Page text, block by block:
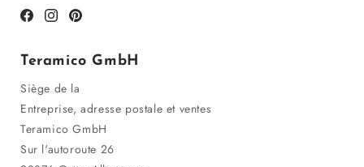
Facebook
InstagramPinterest
Teramico GmbH
Siège de la
Entreprise, adresse postale et ventes
Teramico GmbH
Sur l'autoroute 26